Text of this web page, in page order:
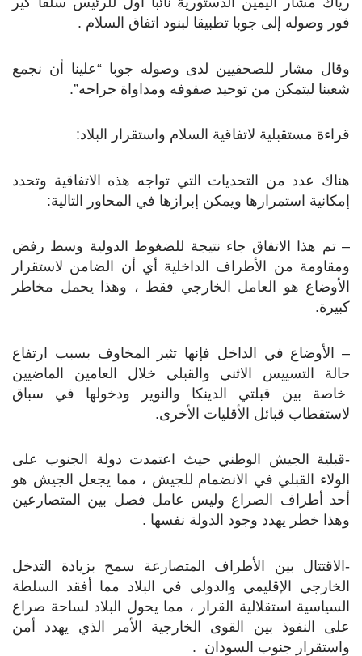
فور وصوله إلى جوبا تطبيقا لبنود اتفاق السلام .
وقال مشار للصحفيين لدى وصوله جوبا “علينا أن نجمع
شعبنا ليتمكن من توحيد صفوفه ومداواة جراحه”.
قراءة مستقبلية لاتفاقية السلام واستقرار البلاد:
هناك عدد من التحديات التي تواجه هذه الاتفاقية وتحدد
إمكانية استمرارها ويمكن إبرازها في المحاور التالية:
– تم هذا الاتفاق جاء نتيجة للضغوط الدولية وسط رفض
ومقاومة من الأطراف الداخلية أي أن الضامن لاستقرار
الأوضاع هو العامل الخارجي فقط ، وهذا يحمل مخاطر
كبيرة.
– الأوضاع في الداخل فإنها تثير المخاوف بسبب ارتفاع
حالة التسييس الاثني والقبلي خلال العامين الماضيين
خاصة بين قبلتي الدينكا والنوير ودخولها في سباق
لاستقطاب قبائل الأقليات الأخرى.
-قبلية الجيش الوطني حيث اعتمدت دولة الجنوب على
الولاء القبلي في الانضمام للجيش ، مما يجعل الجيش هو
أحد أطراف الصراع وليس عامل فصل بين المتصارعين
وهذا خطر يهدد وجود الدولة نفسها .
-الاقتتال بين الأطراف المتصارعة سمح بزيادة التدخل
الخارجي الإقليمي والدولي في البلاد مما أفقد السلطة
السياسية استقلالية القرار ، مما يحول البلاد لساحة صراع
على النفوذ بين القوى الخارجية الأمر الذي يهدد أمن
واستقرار جنوب السودان .